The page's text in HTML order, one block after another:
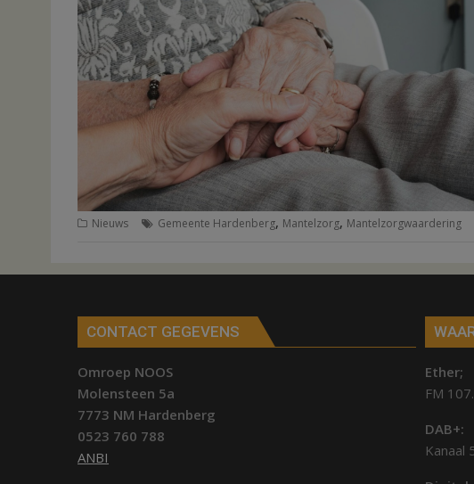
Nieuws Gemeente Hardenberg, Mantelzorg, Mantelzorgwaardering
CONTACT GEGEVENS
Omroep NOOS
Molensteen 5a
7773 NM Hardenberg
0523 760 788
ANBI
Ether;
FM
DAB+:
Kanaal